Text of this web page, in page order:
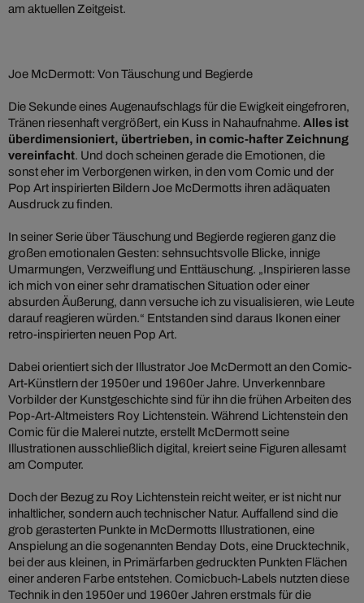
am aktuellen Zeitgeist.
Joe McDermott: Von Täuschung und Begierde
Die Sekunde eines Augenaufschlags für die Ewigkeit eingefroren,
Tränen riesenhaft vergrößert, ein Kuss in Nahaufnahme. Alles ist
überdimensioniert, übertrieben, in comic-hafter Zeichnung
vereinfacht. Und doch scheinen gerade die Emotionen, die
sonst eher im Verborgenen wirken, in den vom Comic und der
Pop Art inspirierten Bildern Joe McDermotts ihren adäquaten
Ausdruck zu finden.
In seiner Serie über Täuschung und Begierde regieren ganz die
großen emotionalen Gesten: sehnsuchtsvolle Blicke, innige
Umarmungen, Verzweiflung und Enttäuschung. „Inspirieren lasse
ich mich von einer sehr dramatischen Situation oder einer
absurden Äußerung, dann versuche ich zu visualisieren, wie Leute
darauf reagieren würden.“ Entstanden sind daraus Ikonen einer
retro-inspirierten neuen Pop Art.
Dabei orientiert sich der Illustrator Joe McDermott an den Comic-
Art-Künstlern der 1950er und 1960er Jahre. Unverkennbare
Vorbilder der Kunstgeschichte sind für ihn die frühen Arbeiten des
Pop-Art-Altmeisters Roy Lichtenstein. Während Lichtenstein den
Comic für die Malerei nutzte, erstellt McDermott seine
Illustrationen ausschließlich digital, kreiert seine Figuren allesamt
am Computer.
Doch der Bezug zu Roy Lichtenstein reicht weiter, er ist nicht nur
inhaltlicher, sondern auch technischer Natur. Auffallend sind die
grob gerasterten Punkte in McDermotts Illustrationen, eine
Anspielung an die sogenannten Benday Dots, eine Drucktechnik,
bei der aus kleinen, in Primärfarben gedruckten Punkten Flächen
einer anderen Farbe entstehen. Comicbuch-Labels nutzten diese
Technik in den 1950er und 1960er Jahren erstmals für die